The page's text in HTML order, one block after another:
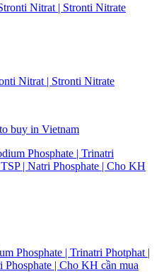
Nitrat | Stronti Nitrate
buy in Vietnam
Phosphate | Trinatri Photphat |
| Cho KH cần mua